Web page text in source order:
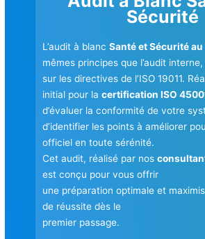
Sécurité
L’audit à blancSanté et Sécurité au
mêmes principes que l’audit
sur les directives de l’ISO 19011.
initial pour lacertification ISO
d’évaluer la conformité de votre
d’identifier les points à améliorer
officiel en toute sérénité.
Cet audit, réalisé par nos
est conçu pour vous offrir
une préparation optimale et
de réussite dès le
premier passage.